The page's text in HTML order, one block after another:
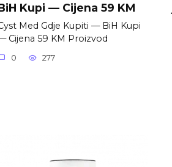
Kupi — Cijena 59 KM
Med Gdje Kupiti — BiH Kupi
Cijena 59 KM Proizvod
0 277